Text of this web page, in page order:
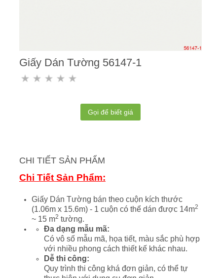
Giấy Dán Tường 56147-1
Gọi để biết giá
CHI TIẾT SẢN PHẨM
Chi Tiết Sản Phẩm:
Giấy Dán Tường bán theo cuộn kích thước
(1.06m x 15.6m) - 1 cuộn có thể dán được 14m2
~ 15 m2 tường.
Đa dạng mẫu mã:
Có vô số mẫu mã, họa tiết, màu sắc phù hợp
với nhiều phong cách thiết kế khác nhau.
Dễ thi công:
Quy trình thi công khá đơn giản, có thể tự